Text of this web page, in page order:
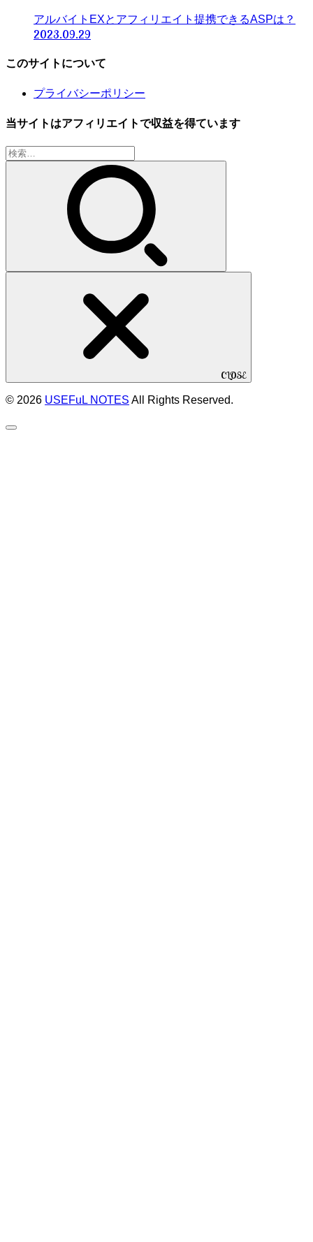
アルバイトEXとアフィリエイト提携できるASPは？
2023.09.29
このサイトについて
プライバシーポリシー
当サイトはアフィリエイトで収益を得ています
検
索:
CLOSE
© 2026 USEFuL NOTES All Rights Reserved.